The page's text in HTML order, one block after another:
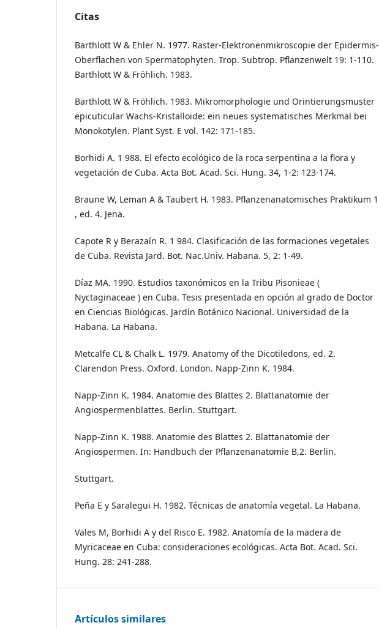
Citas
Barthlott W & Ehler N. 1977. Raster-Elektronenmikroscopie der Epidermis-
Oberflachen von Spermatophyten. Trop. Subtrop. Pflanzenwelt 19: 1-110.
Barthlott W & Fröhlich. 1983.
Barthlott W & Fröhlich. 1983. Mikromorphologie und Orintierungsmuster
epicuticular Wachs-Kristalloide: ein neues systematisches Merkmal bei
Monokotylen. Plant Syst. E vol. 142: 171-185.
Borhidi A. 1 988. El efecto ecológico de la roca serpentina a la flora y
vegetación de Cuba. Acta Bot. Acad. Sci. Hung. 34, 1-2: 123-174.
Braune W, Leman A & Taubert H. 1983. Pflanzenanatomisches Praktikum 1
, ed. 4. Jena.
Capote R y Berazaín R. 1 984. Clasificación de las formaciones vegetales
de Cuba. Revista Jard. Bot. Nac.Univ. Habana. 5, 2: 1-49.
Díaz MA. 1990. Estudios taxonómicos en la Tribu Pisonieae (
Nyctaginaceae ) en Cuba. Tesis presentada en opción al grado de Doctor
en Ciencias Biológicas. Jardín Botánico Nacional. Universidad de la
Habana. La Habana.
Metcalfe CL & Chalk L. 1979. Anatomy of the Dicotiledons, ed. 2.
Clarendon Press. Oxford. London. Napp-Zinn K. 1984.
Napp-Zinn K. 1984. Anatomie des Blattes 2. Blattanatomie der
Angiospermenblattes. Berlin. Stuttgart.
Napp-Zinn K. 1988. Anatomie des Blattes 2. Blattanatomie der
Angiospermen. In: Handbuch der Pflanzenanatomie B,2. Berlin.
Stuttgart.
Peña E y Saralegui H. 1982. Técnicas de anatomía vegetal. La Habana.
Vales M, Borhidi A y del Risco E. 1982. Anatomía de la madera de
Myricaceae en Cuba: consideraciones ecológicas. Acta Bot. Acad. Sci.
Hung. 28: 241-288.
Artículos similares